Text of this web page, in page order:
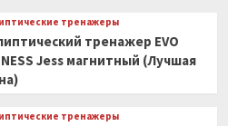
тренажеры
тренажер EVO
Jess магнитный (Лучшая
тренажеры